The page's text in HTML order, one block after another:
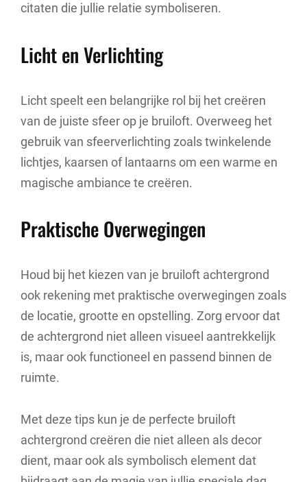
citaten die jullie relatie symboliseren.
Licht en Verlichting
Licht speelt een belangrijke rol bij het creëren
van de juiste sfeer op je bruiloft. Overweeg het
gebruik van sfeerverlichting zoals twinkelende
lichtjes, kaarsen of lantaarns om een warme en
magische ambiance te creëren.
Praktische Overwegingen
Houd bij het kiezen van je bruiloft achtergrond
ook rekening met praktische overwegingen zoals
de locatie, grootte en opstelling. Zorg ervoor dat
de achtergrond niet alleen visueel aantrekkelijk
is, maar ook functioneel en passend binnen de
ruimte.
Met deze tips kun je de perfecte bruiloft
achtergrond creëren die niet alleen als decor
dient, maar ook als symbolisch element dat